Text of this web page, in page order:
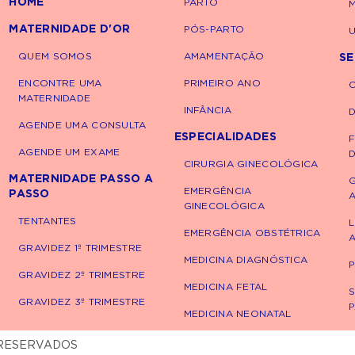
clara entre todos, é possível
positivos, respeitando o ritmo do bebê e a
MATERNIDADE D'OR
QUEM SOMOS
ENCONTRE UMA
MATERNIDADE
AGENDE UMA CONSULTA
AGENDE UM EXAME
MATERNIDADE PASSO A
PASSO
TENTANTES
GRAVIDEZ 1º TRIMESTRE
GRAVIDEZ 2º TRIMESTRE
GRAVIDEZ 3º TRIMESTRE
PARTO
PÓS-PARTO
AMAMENTAÇÃO
PRIMEIRO ANO
INFÂNCIA
ESPECIALIDADES
CIRURGIA GINECOLÓGICA
EMERGÊNCIA
GINECOLÓGICA
EMERGÊNCIA OBSTÉTRICA
MEDICINA DIAGNÓSTICA
MEDICINA FETAL
MEDICINA NEONATAL